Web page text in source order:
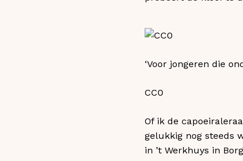
‘Voor jongeren die
CC0
Of ik de
gelukkig nog steeds
in ’t Werkhuys in